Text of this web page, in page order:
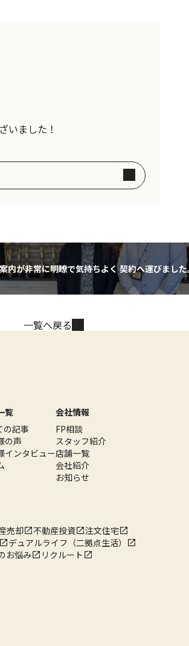
いました！
内が非常に明瞭で気持ちよく 契約へ運びまし
一覧へ戻る
覧
の記事
の声
インタビュー
会社情報
FP相談
スタッフ紹介
店舗一覧
会社紹介
お知らせ
売却 不動産投資
注文住宅
デュアルライフ（二拠点生活）
お悩み
リクルート